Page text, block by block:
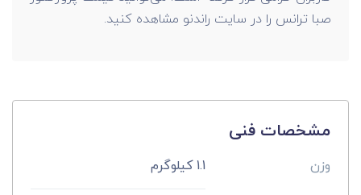
صبا ترانس را در سایت راندنو مشاهده کنید.
مشخصات فنی
وزن 1.1 کیلوگرم